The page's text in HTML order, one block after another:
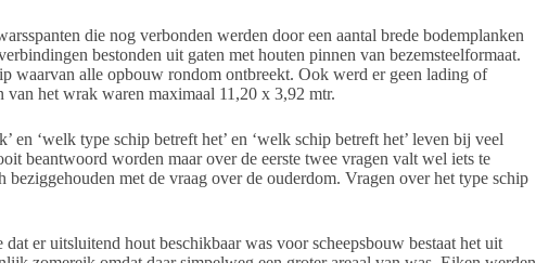
die nog verbonden werden door een aantal brede bodemplanken
bestonden uit gaten met houten pinnen van bezemsteelformaat.
waarvan alle opbouw rondom ontbreekt. Ook werd er geen lading of
het wrak waren maximaal 11,20 x 3,92 mtr.
en ‘welk type schip betreft het’ en ‘welk schip betreft het’ leven bij veel
beantwoord worden maar over de eerste twee vragen valt wel iets te
met de vraag over de ouderdom. Vragen over het type schip
er uitsluitend hout beschikbaar was voor scheepsbouw bestaat het uit
zomereik omdat daar simpelweg een groter areaal van was. Eiken werden